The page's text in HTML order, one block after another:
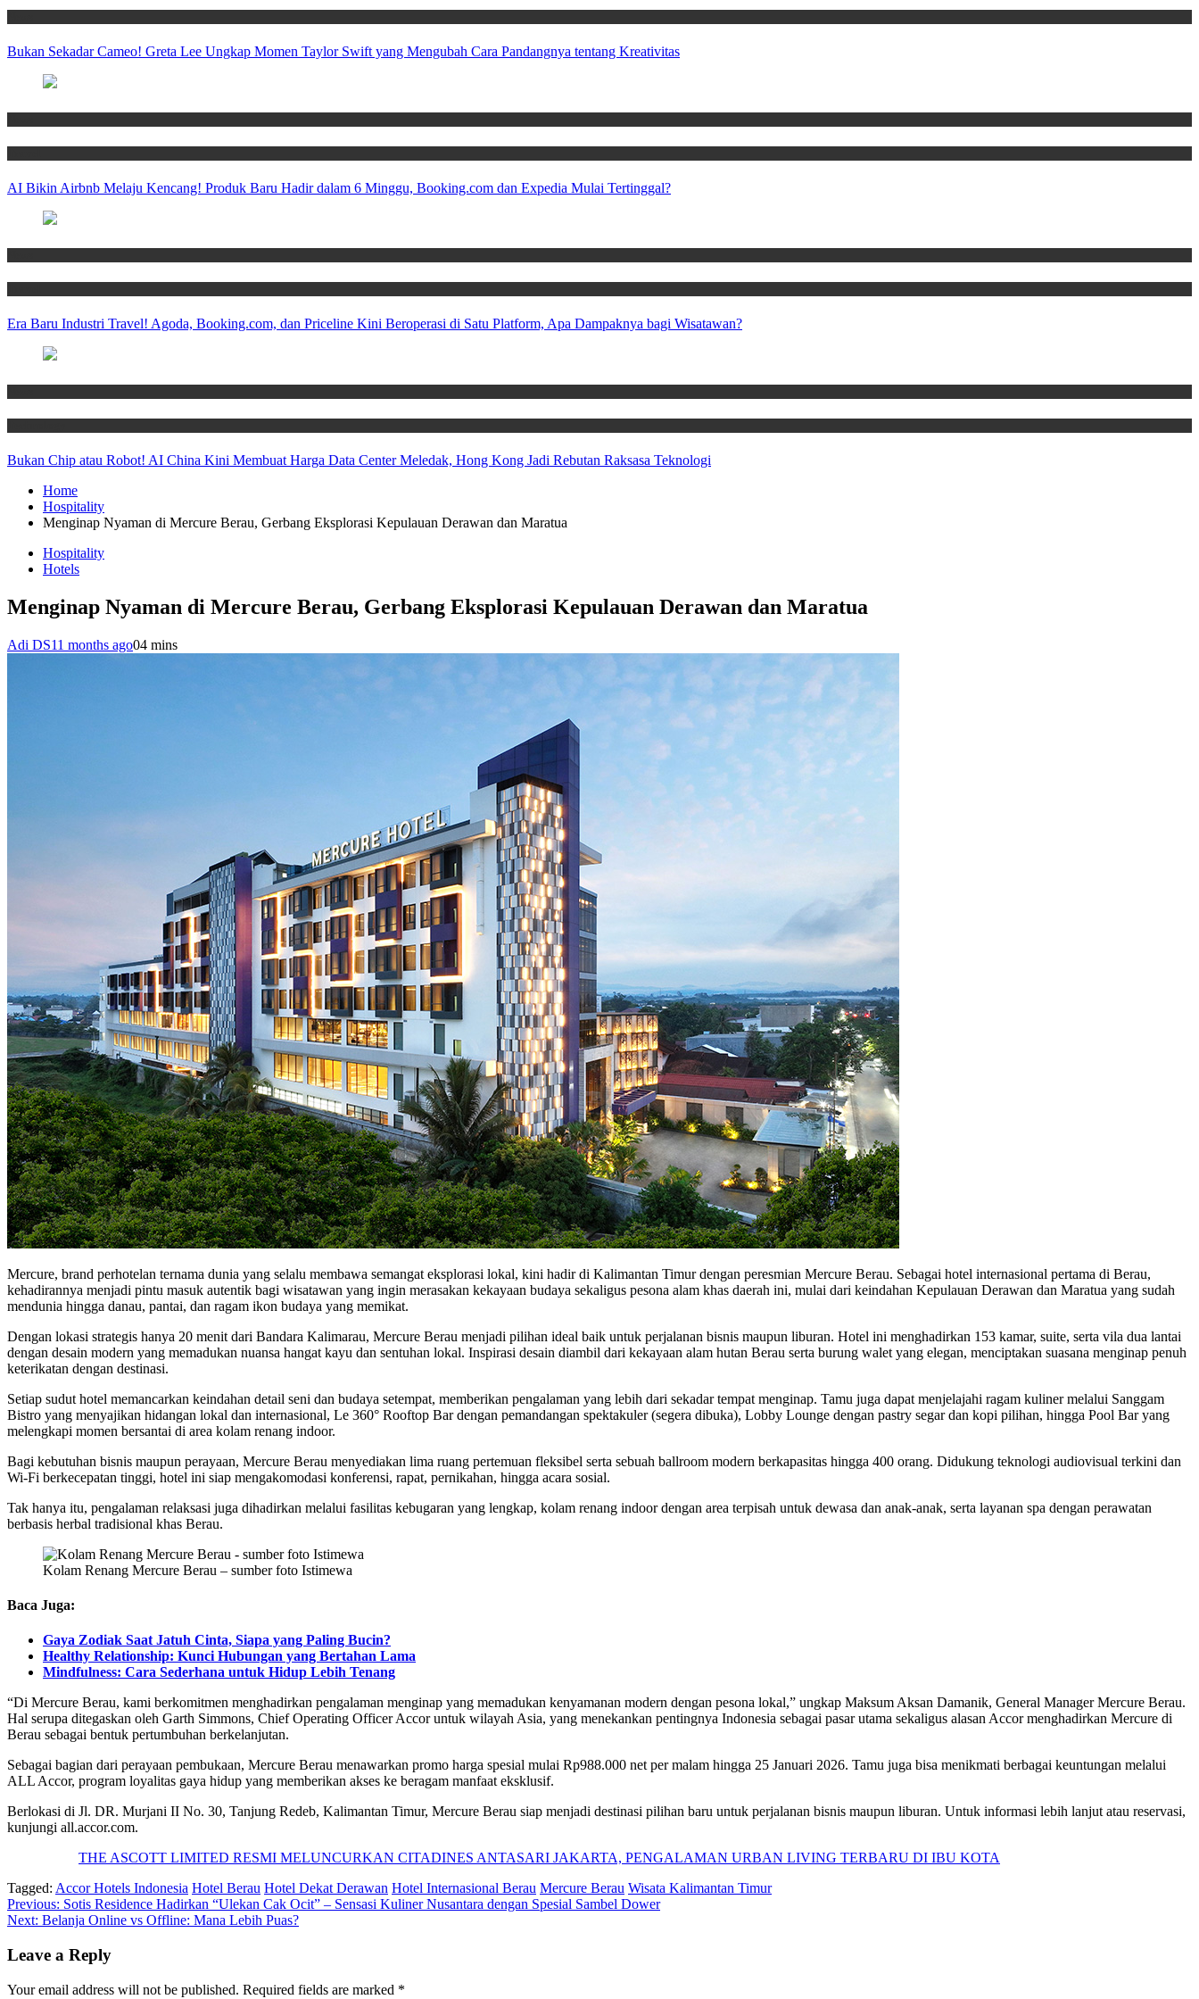
Bukan Sekadar Cameo! Greta Lee Ungkap Momen Taylor Swift yang Mengubah Cara Pandangnya tentang Kreativitas
AI Bikin Airbnb Melaju Kencang! Produk Baru Hadir dalam 6 Minggu, Booking.com dan Expedia Mulai Tertinggal?
Era Baru Industri Travel! Agoda, Booking.com, dan Priceline Kini Beroperasi di Satu Platform, Apa Dampaknya bagi Wisatawan?
Bukan Chip atau Robot! AI China Kini Membuat Harga Data Center Meledak, Hong Kong Jadi Rebutan Raksasa Teknologi
Home
Hospitality
Menginap Nyaman di Mercure Berau, Gerbang Eksplorasi Kepulauan Derawan dan Maratua
Hospitality
Hotels
Menginap Nyaman di Mercure Berau, Gerbang Eksplorasi Kepulauan Derawan dan Maratua
Adi DS11 months ago04 mins
Mercure, brand perhotelan ternama dunia yang selalu membawa semangat eksplorasi lokal, kini hadir di Kalimantan Timur dengan peresmian Mercure Berau. Sebagai hotel internasional pertama di Berau,
kehadirannya menjadi pintu masuk autentik bagi wisatawan yang ingin merasakan kekayaan budaya sekaligus pesona alam khas daerah ini, mulai dari keindahan Kepulauan Derawan dan Maratua yang sudah
mendunia hingga danau, pantai, dan ragam ikon budaya yang memikat.
Dengan lokasi strategis hanya 20 menit dari Bandara Kalimarau, Mercure Berau menjadi pilihan ideal baik untuk perjalanan bisnis maupun liburan. Hotel ini menghadirkan 153 kamar, suite, serta vila dua lantai
dengan desain modern yang memadukan nuansa hangat kayu dan sentuhan lokal. Inspirasi desain diambil dari kekayaan alam hutan Berau serta burung walet yang elegan, menciptakan suasana menginap penuh
keterikatan dengan destinasi.
Setiap sudut hotel memancarkan keindahan detail seni dan budaya setempat, memberikan pengalaman yang lebih dari sekadar tempat menginap. Tamu juga dapat menjelajahi ragam kuliner melalui Sanggam
Bistro yang menyajikan hidangan lokal dan internasional, Le 360° Rooftop Bar dengan pemandangan spektakuler (segera dibuka), Lobby Lounge dengan pastry segar dan kopi pilihan, hingga Pool Bar yang
melengkapi momen bersantai di area kolam renang indoor.
Bagi kebutuhan bisnis maupun perayaan, Mercure Berau menyediakan lima ruang pertemuan fleksibel serta sebuah ballroom modern berkapasitas hingga 400 orang. Didukung teknologi audiovisual terkini dan
Wi-Fi berkecepatan tinggi, hotel ini siap mengakomodasi konferensi, rapat, pernikahan, hingga acara sosial.
Tak hanya itu, pengalaman relaksasi juga dihadirkan melalui fasilitas kebugaran yang lengkap, kolam renang indoor dengan area terpisah untuk dewasa dan anak-anak, serta layanan spa dengan perawatan
berbasis herbal tradisional khas Berau.
Kolam Renang Mercure Berau – sumber foto Istimewa
Baca Juga:
Gaya Zodiak Saat Jatuh Cinta, Siapa yang Paling Bucin?
Healthy Relationship: Kunci Hubungan yang Bertahan Lama
Mindfulness: Cara Sederhana untuk Hidup Lebih Tenang
“Di Mercure Berau, kami berkomitmen menghadirkan pengalaman menginap yang memadukan kenyamanan modern dengan pesona lokal,” ungkap Maksum Aksan Damanik, General Manager Mercure Berau.
Hal serupa ditegaskan oleh Garth Simmons, Chief Operating Officer Accor untuk wilayah Asia, yang menekankan pentingnya Indonesia sebagai pasar utama sekaligus alasan Accor menghadirkan Mercure di
Berau sebagai bentuk pertumbuhan berkelanjutan.
Sebagai bagian dari perayaan pembukaan, Mercure Berau menawarkan promo harga spesial mulai Rp988.000 net per malam hingga 25 Januari 2026. Tamu juga bisa menikmati berbagai keuntungan melalui
ALL Accor, program loyalitas gaya hidup yang memberikan akses ke beragam manfaat eksklusif.
Berlokasi di Jl. DR. Murjani II No. 30, Tanjung Redeb, Kalimantan Timur, Mercure Berau siap menjadi destinasi pilihan baru untuk perjalanan bisnis maupun liburan. Untuk informasi lebih lanjut atau reservasi,
kunjungi all.accor.com.
THE ASCOTT LIMITED RESMI MELUNCURKAN CITADINES ANTASARI JAKARTA, PENGALAMAN URBAN LIVING TERBARU DI IBU KOTA
Tagged: Accor Hotels Indonesia Hotel Berau Hotel Dekat Derawan Hotel Internasional Berau Mercure Berau Wisata Kalimantan Timur
Post
navigation
Previous: Sotis Residence Hadirkan “Ulekan Cak Ocit” – Sensasi Kuliner Nusantara dengan Spesial Sambel Dower
Next: Belanja Online vs Offline: Mana Lebih Puas?
Leave a Reply
Your email address will not be published. Required fields are marked *